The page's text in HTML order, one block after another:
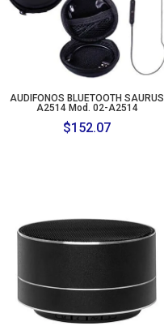
AUDIFONOS BLUETOOTH SAURUS
A2514 Mod. 02-A2514
$152.07